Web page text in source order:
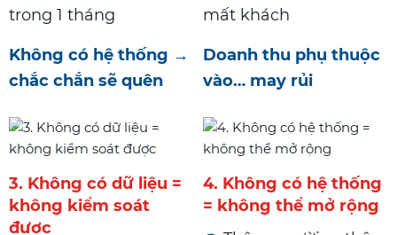
trong 1 tháng
Không có hệ thống →
chắc chắn sẽ quên
mất khách
Doanh thu phụ thuộc
vào… may rủi
3. Không có dữ liệu =
không kiểm soát
được
4. Không có hệ thống
= không thể mở rộng